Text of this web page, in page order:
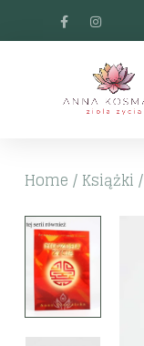
Home / Książki /